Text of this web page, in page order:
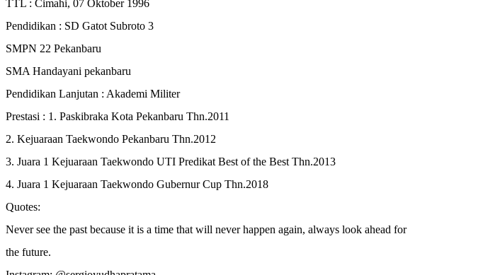
TTL : Cimahi, 07 Oktober 1996
Pendidikan : SD Gatot Subroto 3
SMPN 22 Pekanbaru
SMA Handayani pekanbaru
Pendidikan Lanjutan : Akademi Militer
Prestasi : 1. Paskibraka Kota Pekanbaru Thn.2011
2. Kejuaraan Taekwondo Pekanbaru Thn.2012
3. Juara 1 Kejuaraan Taekwondo UTI Predikat Best of the Best Thn.2013
4. Juara 1 Kejuaraan Taekwondo Gubernur Cup Thn.2018
Quotes:
Never see the past because it is a time that will never happen again, always look ahead for
the future.